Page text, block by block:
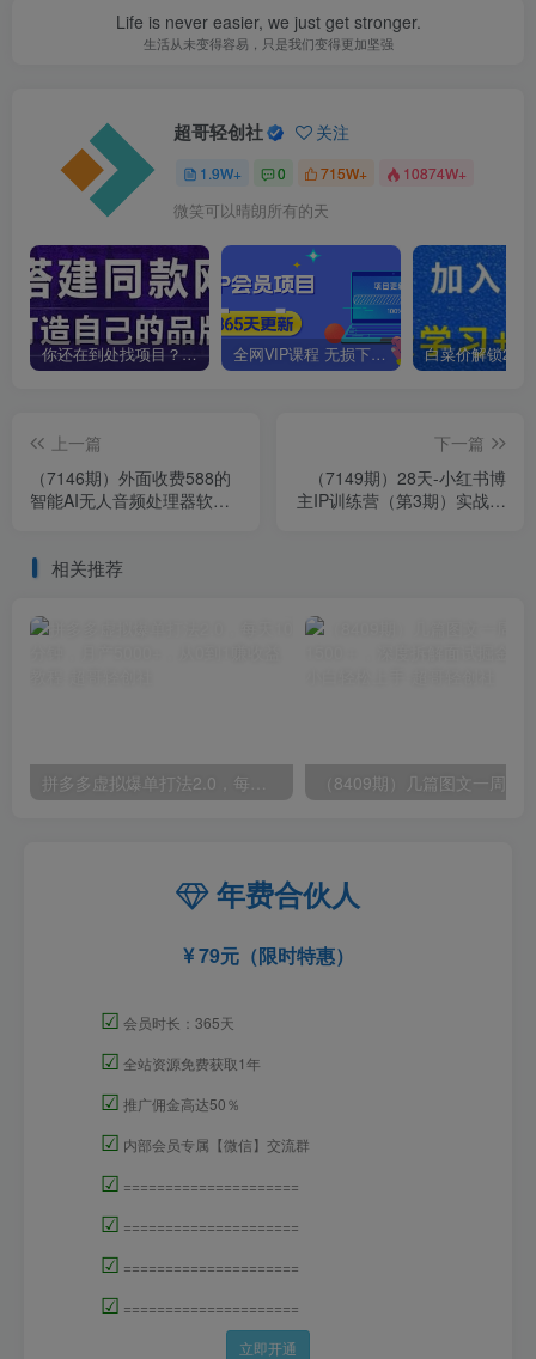
Life is never easier, we just get stronger.
生活从未变得容易，只是我们变得更加坚强
超哥轻创社 关注
1.9W+ 0 715W+ 10874W+
微笑可以晴朗所有的天
你还在到处找项目？还在当韭菜？我靠卖项目一个月收入5万+，曾经我也是个失败者。 全网VIP课程 无损下载~
上一篇
（7146期）外面收费588的
智能AI无人音频处理器软
下一篇
（7149期）28天-小红书博
主IP训练营（第3期）实战经
相关推荐
年费合伙人
79元（限时特惠）
☑ 会员时长：365天
☑ 全站资源免费获取1年
☑ 推广佣金高达50％
☑ 内部会员专属【微信】交流群
☑ =====================
☑ =====================
☑ =====================
☑ =====================
立即开通